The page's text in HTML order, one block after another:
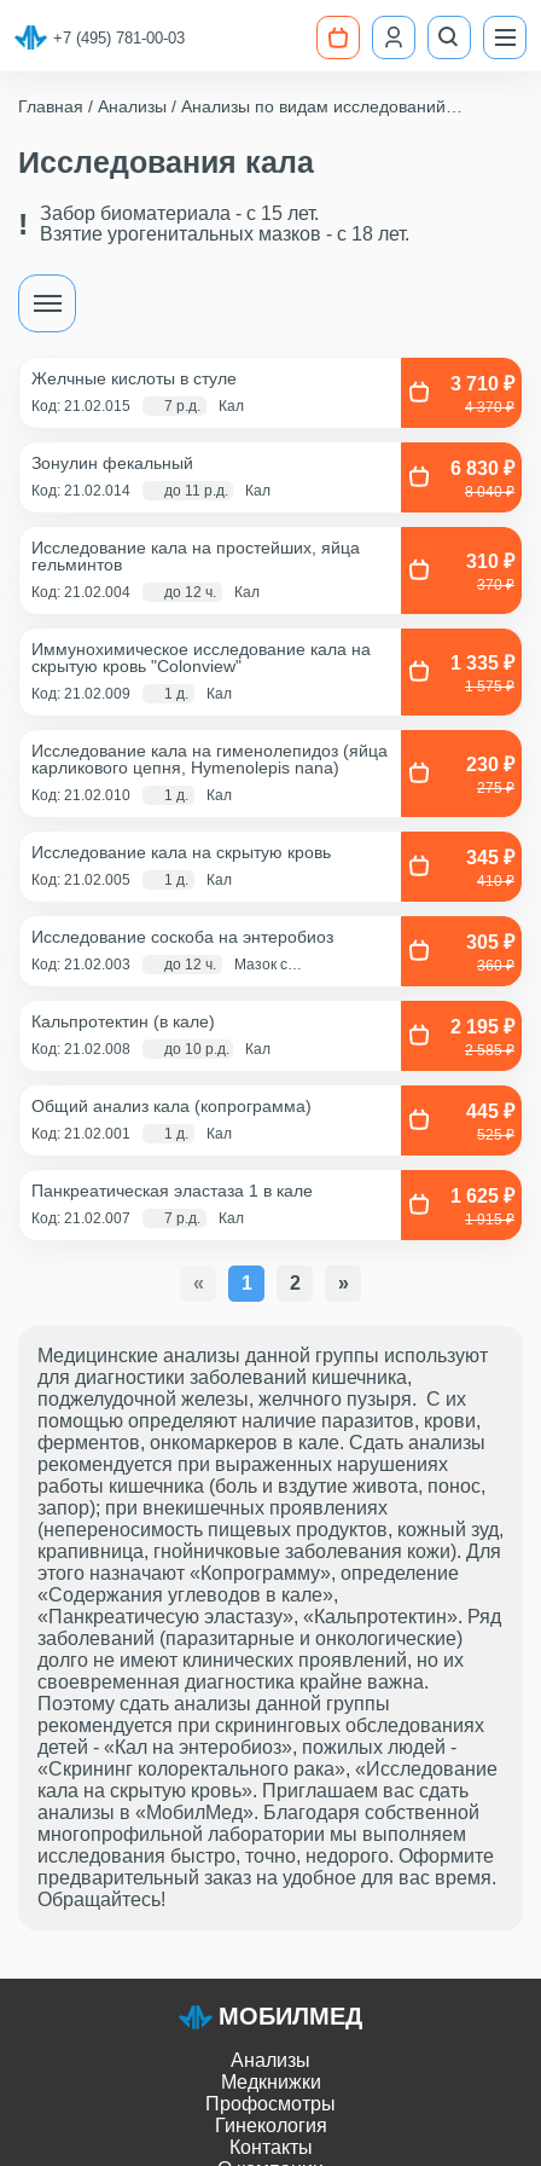
+7 (495) 781-00-03
Главная Анализы
Анализы по видам исследований
Исследования кала
Забор биоматериала - c 15 лет.
Взятие урогенитальных мазков - с 18 лет.
Желчные кислоты в стуле
Код: 21.02.015 7 р.д. Кал
3 710 ₽
4 370 ₽
Зонулин фекальный
Код: 21.02.014 до 11 р.д. Кал
6 830 ₽
8 040 ₽
Иcследование кала на простейших, яйца
гельминтов
Код: 21.02.004 до 12 ч. Кал
310 ₽
370 ₽
Иммунохимическое исследование кала на
скрытую кровь "Colonview"
Код: 21.02.009 1 д. Кал
1 335 ₽
1 575 ₽
Исследование кала на гименолепидоз (яйца
карликового цепня, Hymenolepis nana)
Код: 21.02.010 1 д. Кал
230 ₽
275 ₽
Исследование кала на скрытую кровь
Код: 21.02.005 1 д. Кал
345 ₽
410 ₽
Исследование соскоба на энтеробиоз
Код: 21.02.003 до 12 ч.
Мазок с
305 ₽
360 ₽
Кальпротектин (в кале)
Код: 21.02.008 до 10 р.д. Кал
2 195 ₽
2 585 ₽
Общий анализ кала (копрограмма)
Код: 21.02.001 1 д. Кал
445 ₽
525 ₽
Панкреатическая эластаза 1 в кале
Код: 21.02.007 7 р.д. Кал
1 625 ₽
1 915 ₽
« 1 2 »
Медицинские анализы данной группы используют
для диагностики заболеваний кишечника,
поджелудочной железы, желчного пузыря. С их
помощью определяют наличие паразитов, крови,
ферментов, онкомаркеров в кале. Сдать анализы
рекомендуется при выраженных нарушениях
работы кишечника (боль и вздутие живота, понос,
запор); при внекишечных проявлениях
(непереносимость пищевых продуктов, кожный зуд,
крапивница, гнойничковые заболевания кожи). Для
этого назначают «Копрограмму», определение
«Содержания углеводов в кале»,
«Панкреатичесую эластазу», «Кальпротектин». Ряд
заболеваний (паразитарные и онкологические)
долго не имеют клинических проявлений, но их
своевременная диагностика крайне важна.
Поэтому сдать анализы данной группы
рекомендуется при скрининговых обследованиях
детей - «Кал на энтеробиоз», пожилых людей -
«Скрининг колоректального рака», «Исследование
кала на скрытую кровь». Приглашаем вас сдать
анализы в «МобилМед». Благодаря собственной
многопрофильной лаборатории мы выполняем
исследования быстро, точно, недорого. Оформите
предварительный заказ на удобное для вас время.
Обращайтесь!
МОБИЛМЕД
Анализы
Медкнижки
Профосмотры
Гинекология
Контакты